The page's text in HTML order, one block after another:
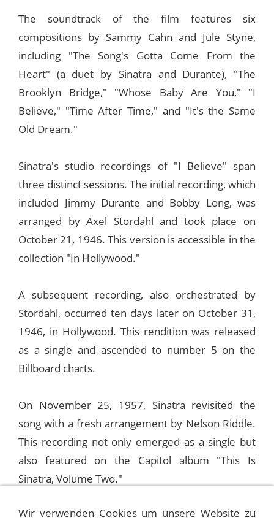
The soundtrack of the film features six
compositions by Sammy Cahn and Jule Styne,
including "The Song's Gotta Come From the
Heart" (a duet by Sinatra and Durante), "The
Brooklyn Bridge," "Whose Baby Are You," "I
Believe," "Time After Time," and "It's the Same
Old Dream."
Sinatra's studio recordings of "I Believe" span
three distinct sessions. The initial recording, which
included Jimmy Durante and Bobby Long, was
arranged by Axel Stordahl and took place on
October 21, 1946. This version is accessible in the
collection "In Hollywood."
A subsequent recording, also orchestrated by
Stordahl, occurred ten days later on October 31,
1946, in Hollywood. This rendition was released
as a single and ascended to number 5 on the
Billboard charts.
On November 25, 1957, Sinatra revisited the
song with a fresh arrangement by Nelson Riddle.
This recording not only emerged as a single but
also featured on the Capitol album "This Is
Sinatra, Volume Two."
Sinatra showcased "I Believe" on television as
Wir verwenden Cookies um unsere Website zu